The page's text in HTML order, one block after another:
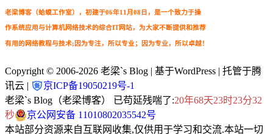
老梁博客（蛤蟆工作室），初建于06年11月08日，是一个致力于操
作系统应用与计算机网络技术的综合IT网站，为大家不断提供和推荐
有用的网络教程与技术;因为专注，所以专业；因为专业，所以卓越！
Copyright © 2006-2026 老梁`s Blog | 基于WordPress | 托管于腾
讯云 |
京ICP备19050219号-1
老梁`s Blog（老梁博客） 已苟延残喘了:20年68天23时23分33
秒
京公网安备 11010802035542号
本站部分资源来自互联网收集,仅供用于学习和交流.本站一切